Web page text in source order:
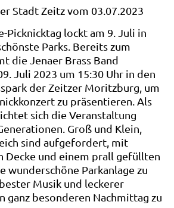
Stadt Zeitz vom 03.07.2023
Picknicktag lockt am 9. Juli in
Parks. Bereits zum
die Jenaer Brass Band
Juli 2023 um 15:30 Uhr in den
der Zeitzer Moritzburg, um
zu präsentieren. Als
sich die Veranstaltung
Groß und Klein,
sind aufgefordert, mit
Decke und einem prall gefüllten
wunderschöne Parkanlage zu
Musik und leckerer
ganz besonderen Nachmittag zu